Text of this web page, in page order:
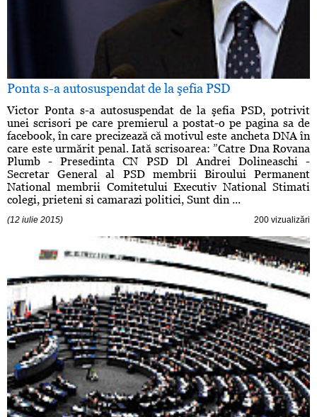
Ponta s-a autosuspendat de la şefia PSD
Victor Ponta s-a autosuspendat de la şefia PSD, potrivit
unei scrisori pe care premierul a postat-o pe pagina sa de
facebook, în care precizează că motivul este ancheta DNA în
care este urmărit penal. Iată scrisoarea: ”Catre Dna Rovana
Plumb - Presedinta CN PSD Dl Andrei Dolineaschi -
Secretar General al PSD membrii Biroului Permanent
National membrii Comitetului Executiv National Stimati
colegi, prieteni si camarazi politici, Sunt din ...
(12 iulie 2015) 200 vizualizări